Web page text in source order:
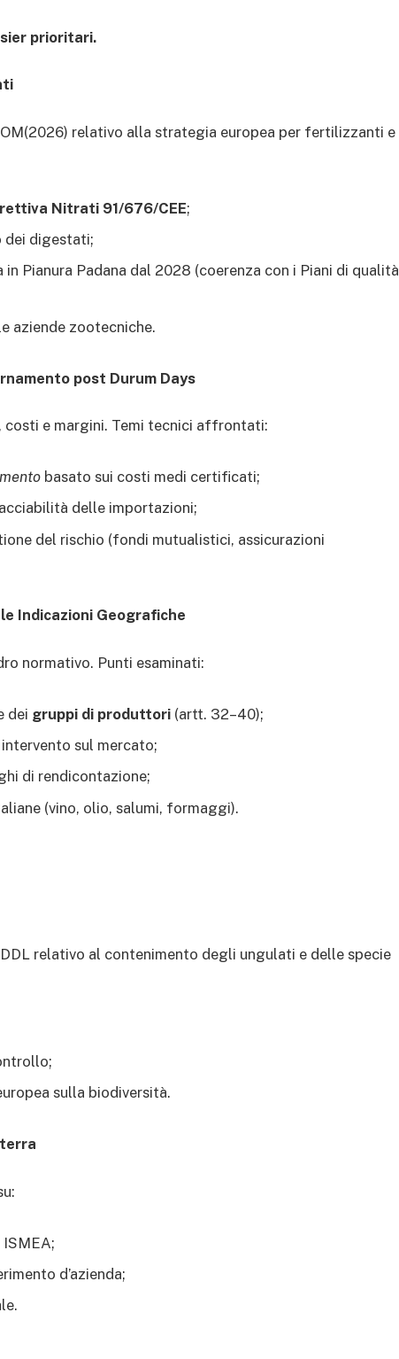
prioritari.
relativo alla strategia europea per fertilizzanti e
Nitrati 91/676/CEE;
dei digestati;
Pianura Padana dal 2028 (coerenza con i Piani di qualità
aziende zootecniche.
post Durum Days
costi e margini. Temi tecnici affrontati:
basato sui costi medi certificati;
delle importazioni;
del rischio (fondi mutualistici, assicurazioni
Indicazioni Geografiche
normativo. Punti esaminati:
dei gruppi di produttori (artt. 32–40);
sul mercato;
di rendicontazione;
(vino, olio, salumi, formaggi).
relativo al contenimento degli ungulati e delle specie
sulla biodiversità.
d’azienda;